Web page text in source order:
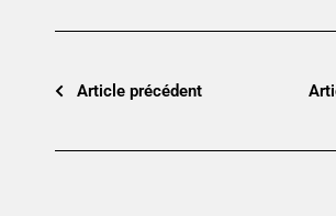
Article précédent